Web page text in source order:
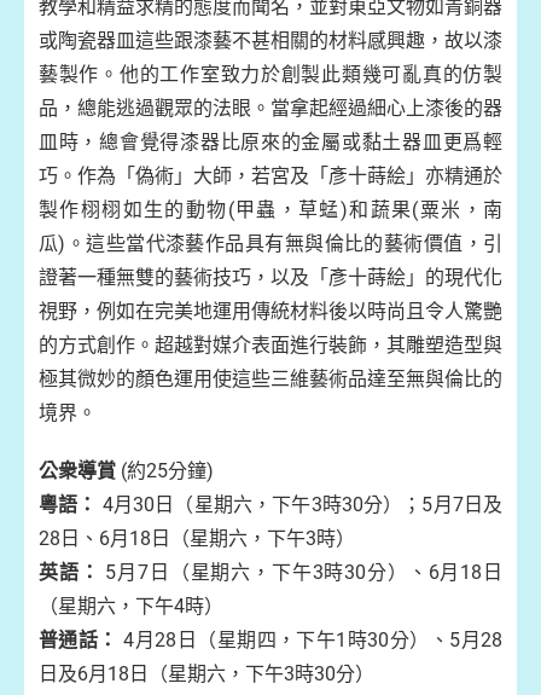
教學和精益求精的態度而聞名，並對東亞文物如青銅器
或陶瓷器皿這些跟漆藝不甚相關的材料感興趣，故以漆
藝製作。他的工作室致力於創製此類幾可亂真的仿製
品，總能逃過觀眾的法眼。當拿起經過細心上漆後的器
皿時，總會覺得漆器比原來的金屬或黏土器皿更爲輕
巧。作為「偽術」大師，若宮及「彥十蒔絵」亦精通於
製作栩栩如生的動物(甲蟲，草蜢)和蔬果(粟米，南
瓜)。這些當代漆藝作品具有無與倫比的藝術價值，引
證著一種無雙的藝術技巧，以及「彥十蒔絵」的現代化
視野，例如在完美地運用傳統材料後以時尚且令人驚艷
的方式創作。超越對媒介表面進行裝飾，其雕塑造型與
極其微妙的顏色運用使這些三維藝術品達至無與倫比的
境界。
公衆導賞 (約25分鐘)
粵語： 4月30日（星期六，下午3時30分）；5月7日及
28日、6月18日（星期六，下午3時）
英語：
5月7日（星期六，下午3時30分）、6月18日
（星期六，下午4時）
普通話： 4月28日（星期四，下午1時30分）、5月28
日及6月18日（星期六，下午3時30分）